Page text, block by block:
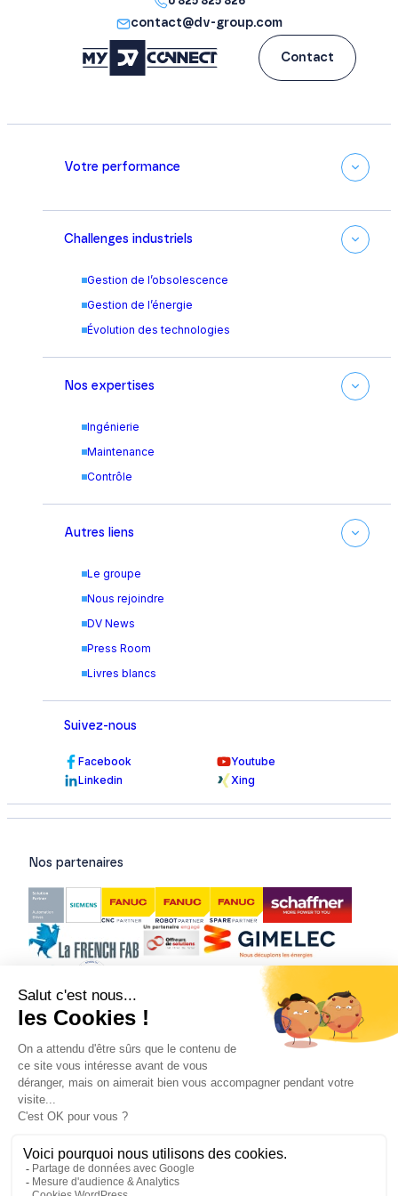
contact@dv-group.com
Contact
Votre performance
Challenges industriels
Gestion de l’obsolescence
Gestion de l’énergie
Évolution des technologies
Nos expertises
Ingénierie
Maintenance
Contrôle
Autres liens
Le groupe
Nous rejoindre
DV News
Press Room
Livres blancs
Suivez-nous
Facebook
Youtube
Linkedin
Xing
Nos partenaires
Nos certifications